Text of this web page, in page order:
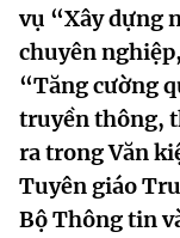
Chức năng
Cơ cấu tổ chức
Lịch sử phát
Sở Khoa học
Tin tức sự kiện
Khoa học và
Đổi mới sáng
Chuyển đổi số
Dịch vụ công
Hệ thống văn bản
Văn bản QPPL
MST IOFFICE
vụ “Xây dựng
chuyên
“Tăng cường
truyền thông,
ra trong Văn
Tuyên giáo
Bộ Thông tin